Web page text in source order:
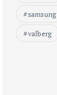
samsung
valberg